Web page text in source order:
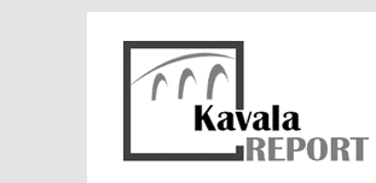
content